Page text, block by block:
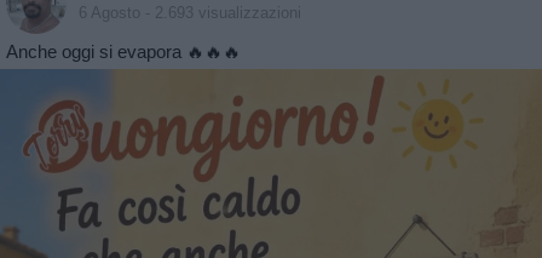
6 Agosto - 2.693 visualizzazioni
Anche oggi si evapora 🔥🔥🔥